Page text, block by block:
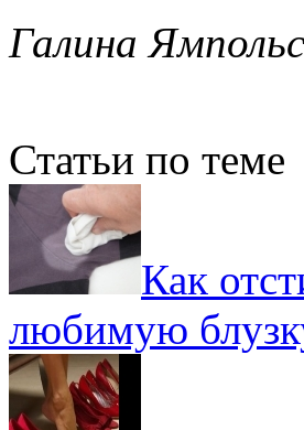
Галина
Статьи по теме
Как
любимую